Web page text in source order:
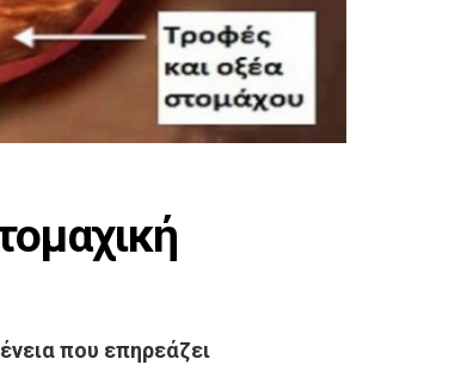
που επηρεάζει